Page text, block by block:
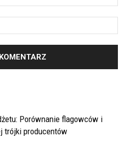
Porównanie flagowców i
trójki producentów